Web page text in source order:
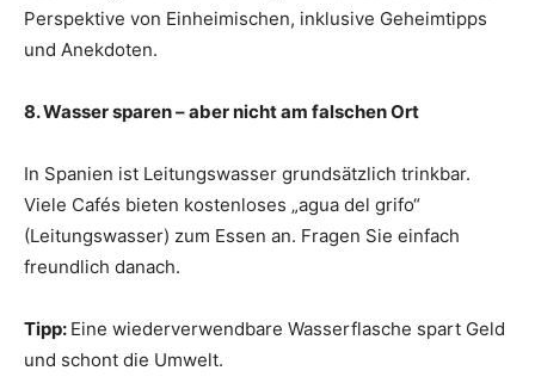
Perspektive von Einheimischen, inklusive Geheimtipps
und Anekdoten.
8. Wasser sparen – aber nicht am falschen Ort
In Spanien ist Leitungswasser grundsätzlich trinkbar.
Viele Cafés bieten kostenloses „agua del grifo“
(Leitungswasser) zum Essen an. Fragen Sie einfach
freundlich danach.
Tipp: Eine wiederverwendbare Wasserflasche spart Geld
und schont die Umwelt.